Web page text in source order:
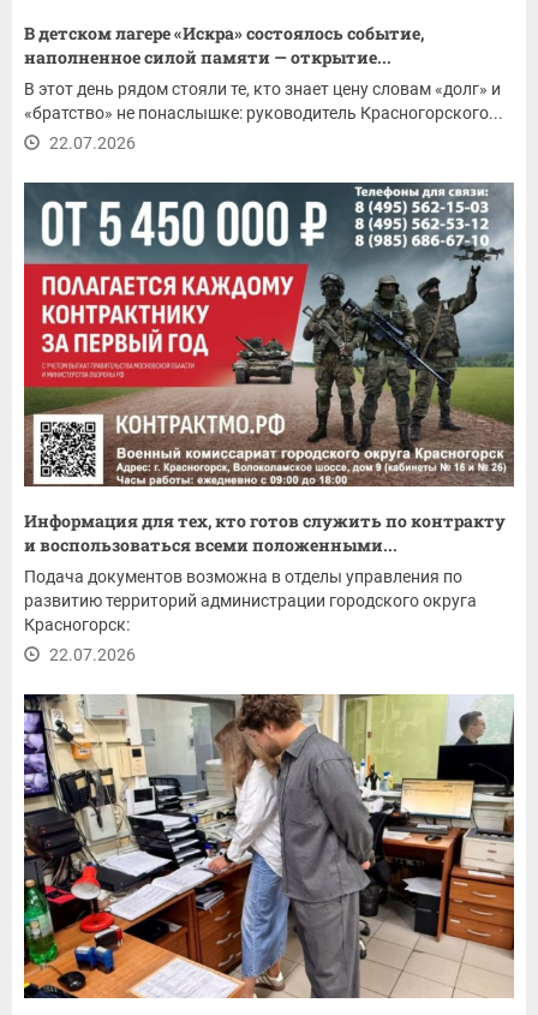
В детском лагере «Искра» состоялось событие,
наполненное силой памяти — открытие...
В этот день рядом стояли те, кто знает цену словам «долг» и
«братство» не понаслышке: руководитель Красногорского...
22.07.2026
Информация для тех, кто готов служить по контракту
и воспользоваться всеми положенными...
Подача документов возможна в отделы управления по
развитию территорий администрации городского округа
Красногорск:
22.07.2026